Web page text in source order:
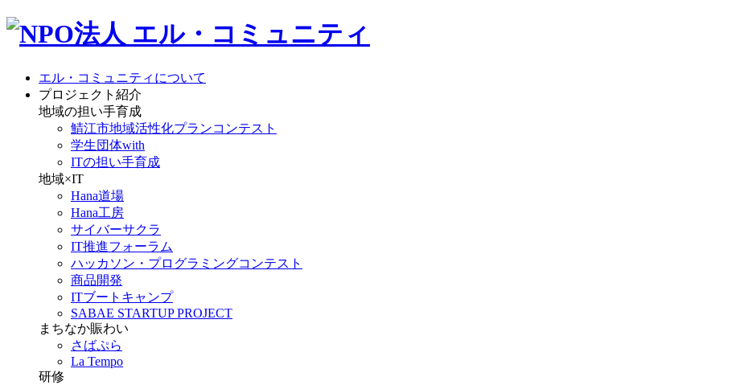
エル・コミュニティについて
プロジェクト紹介
地域の担い手育成
鯖江市地域活性化プランコンテスト
学生団体with
ITの担い手育成
地域×IT
Hana道場
Hana工房
サイバーサクラ
IT推進フォーラム
ハッカソン・プログラミングコンテスト
商品開発
ITブートキャンプ
SABAE STARTUP PROJECT
まちなか賑わい
さばぷら
La Tempo
研修